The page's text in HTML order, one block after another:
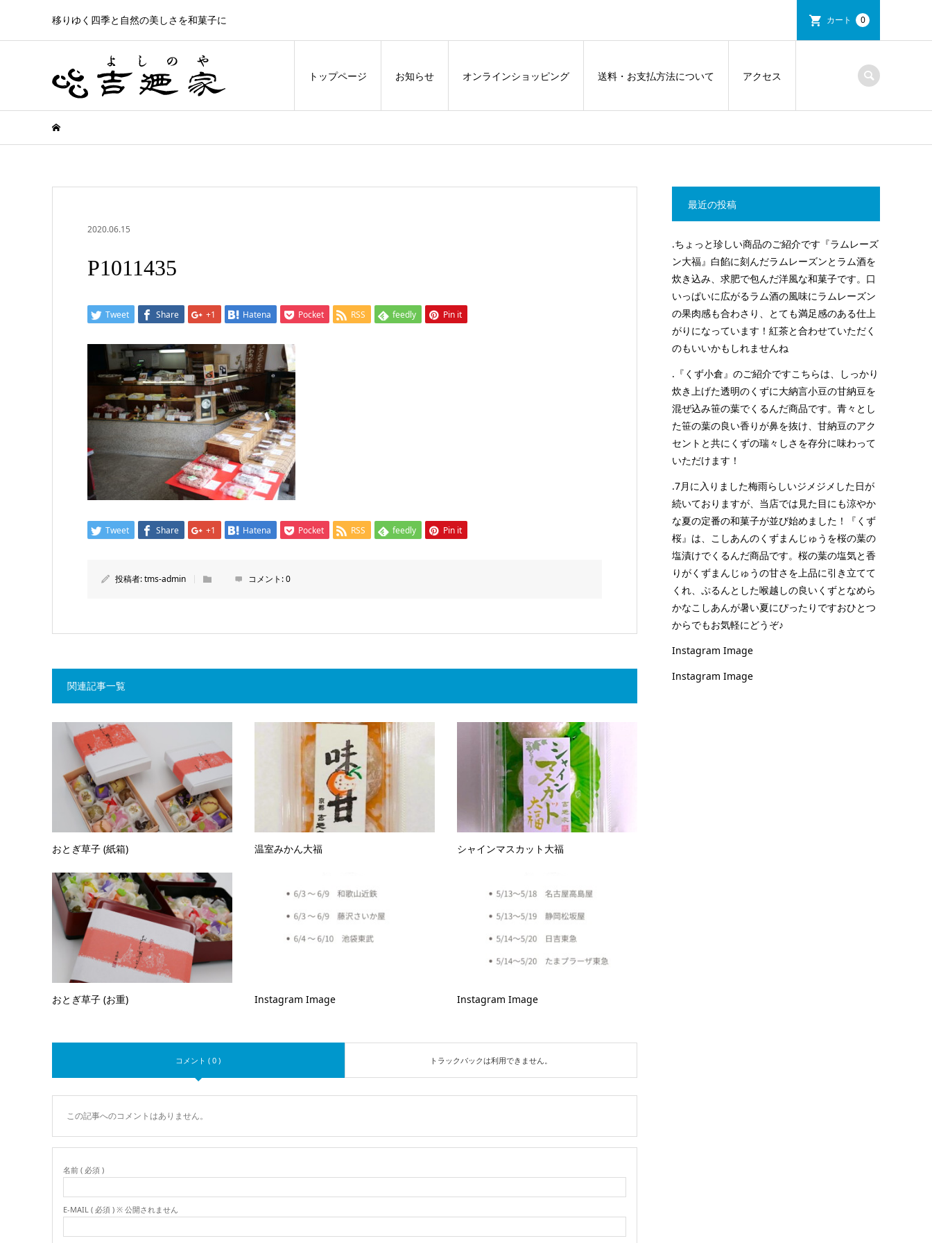
移りゆく四季と自然の美しさを和菓子に カート 0
トップページ お知らせ オンラインショッピング 送料・お支払方法について アクセス
2020.06.15
P1011435
Tweet Share +1 Hatena Pocket RSS feedly Pin it
Tweet Share +1 Hatena Pocket RSS feedly Pin it
投稿者:tms-admin コメント:0
関連記事一覧
おとぎ草子 (紙箱) 温室みかん大福 シャインマスカット大福
おとぎ草子 (お重) Instagram Image Instagram Image
コメント ( 0 ) トラックバックは利用できません。
この記事へのコメントはありません。
名前 ( 必須 )
E-MAIL ( 必須 ) ※ 公開されません
最近の投稿
.ちょっと珍しい商品のご紹介です『ラムレーズ
ン大福』白餡に刻んだラムレーズンとラム酒を
炊き込み、求肥で包んだ洋風な和菓子です。口
いっぱいに広がるラム酒の風味にラムレーズン
の果肉感も合わさり、とても満足感のある仕上
がりになっています！紅茶と合わせていただく
のもいいかもしれませんね
.『くず小倉』のご紹介ですこちらは、しっかり
炊き上げた透明のくずに大納言小豆の甘納豆を
混ぜ込み笹の葉でくるんだ商品です。青々とし
た笹の葉の良い香りが鼻を抜け、甘納豆のアク
セントと共にくずの瑞々しさを存分に味わって
いただけます！
.7月に入りました梅雨らしいジメジメした日が
続いておりますが、当店では見た目にも涼やか
な夏の定番の和菓子が並び始めました！『くず
桜』は、こしあんのくずまんじゅうを桜の葉の
塩漬けでくるんだ商品です。桜の葉の塩気と香
りがくずまんじゅうの甘さを上品に引き立てて
くれ、ぷるんとした喉越しの良いくずとなめら
かなこしあんが暑い夏にぴったりですおひとつ
からでもお気軽にどうぞ♪
Instagram Image
Instagram Image